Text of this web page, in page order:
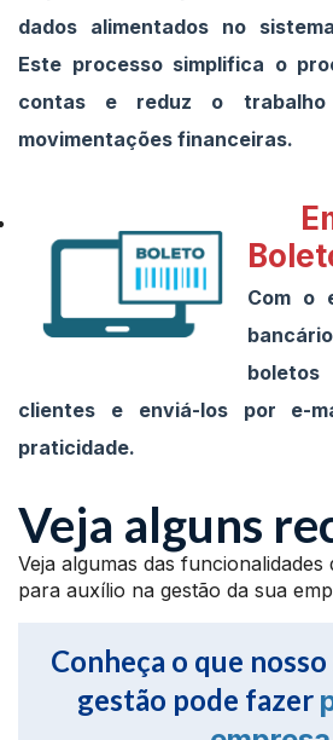
dados alimentados no
Este processo simplifica o
contas e reduz o
movimentações financeiras.
Com o
clientes e enviá-los por e-
praticidade.
Veja alguns
Veja algumas das
para auxílio na gestão da sua
Conheça o que
gestão pode fazer